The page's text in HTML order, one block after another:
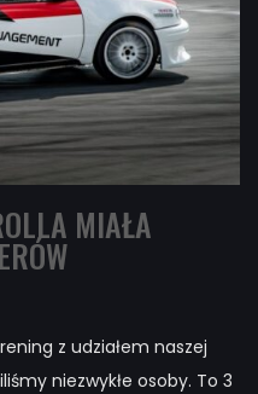
MIAŁA
z udziałem naszej
niezwykłe osoby. To 3